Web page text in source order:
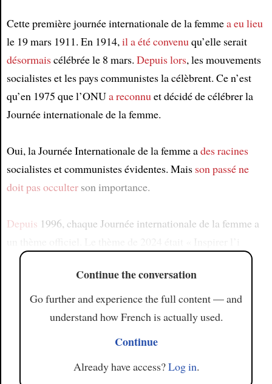
Cette première journée internationale de la femmea eu lieu
le 19 mars 1911. En 1914,il a été convenuqu’elle serait
désormaiscélébrée le 8 mars. Depuis lors, les mouvements
socialistes et les pays communistes la célèbrent. Ce n’est
qu’en 1975 que l’ONUa reconnuet décidé de célébrer la
Journée internationale de la femme.
Oui, la Journée Internationale de la femme ades racines
socialistes et communistes évidentes. Mais son passéne
doit pas occulterson importance.
Depuis 1996, chaque Journée internationale de la femme a
Continue the conversation
Go further and experience the full content — and
understand how French is actually used.
Continue
Already have access?Log in.